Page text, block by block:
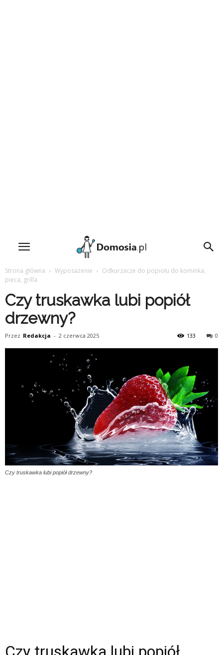
Strona główna Wyposażenie
Odkurzacze do popiołu do kominka,
pieca, grilla
Czy truskawka lubi popiół
drzewny?
Przez Redakcja - 2 czerwca 2025 0
133
Czy truskawka lubi popiół drzewny?